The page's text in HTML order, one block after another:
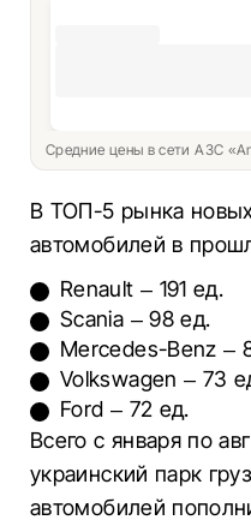
Средние цены в сети АЗС
В ТОП-5 рынка
автомобилей в
Renault – 191 ед.
Scania – 98 ед.
Mercedes-Benz –
Volkswagen – 73
Ford – 72 ед.
Всего с января по
украинский парк
автомобилей